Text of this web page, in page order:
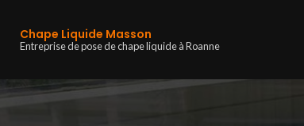
contenu
Chape Liquide Masson
Entreprise de pose de chape liquide à Roanne